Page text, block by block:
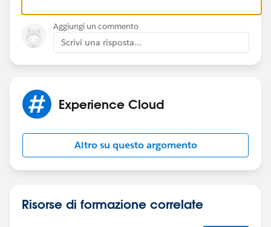
Aggiungi un commento
Scrivi una risposta...
Experience Cloud
Altro su questo argomento
Risorse di formazione correlate